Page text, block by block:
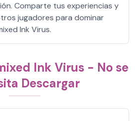
Comparte tus experiencias y
jugadores para dominar
Ink Virus.
Ink Virus - No se
Descargar